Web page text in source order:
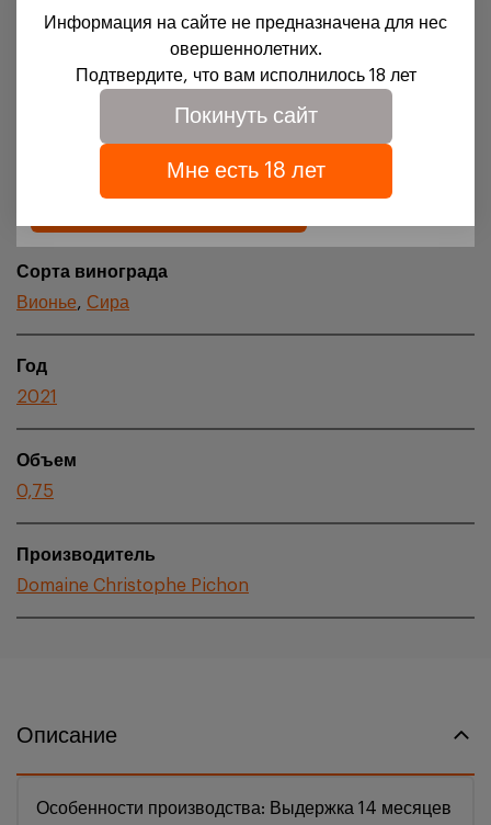
Франция
Регион происхождения
Сорта винограда
Вионье, Сира
Год
2021
Объем
0,75
Производитель
Domaine Christophe Pichon
Описание
Особенности производства: Выдержка 14 месяцев
Для доступа на сайт необходимо подтвердить свое
совершеннолетие и согласие на обработку файлов
cookies.
Подробности можно узнать в нашей
обработки персональных данных
Подтверждаю
Информация на сайте не предназначена для нес
овершеннолетних.
Подтвердите, что вам исполнилось 18 лет
Покинуть сайт
Мне есть 18 лет